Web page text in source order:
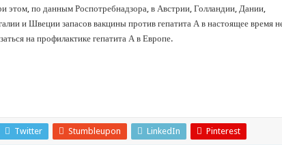
этом, по данным Роспотребнадзора, в Австрии, Голландии, Дании,
и Швеции запасов вакцины против гепатита А в настоящее время
на профилактике гепатита А в Европе.
Twitter Stumbleupon LinkedIn Pinterest